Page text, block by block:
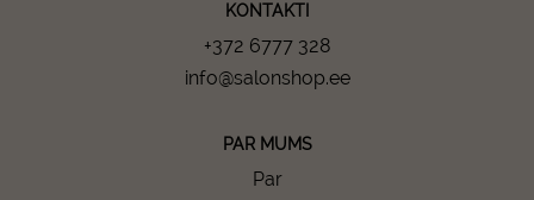
KONTAKTI
+372 6777 328
info@salonshop.ee
PAR MUMS
Par